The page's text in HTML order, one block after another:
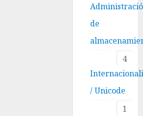
de
4
/ Unicode
1